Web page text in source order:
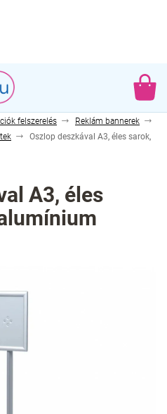
felszerelés
Reklám bannerek
Oszlop deszkával A3, éles sarok,
A3, éles